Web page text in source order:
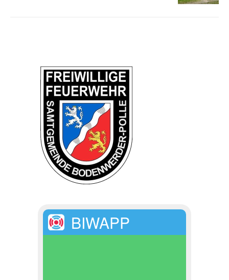
BIWAPP